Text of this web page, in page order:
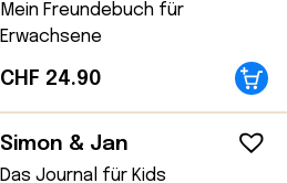
Mein Freundebuch für
Erwachsene
CHF 24.90
Simon & Jan
Das Journal für Kids